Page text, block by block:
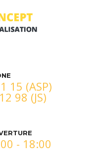
15 (ASP)
98 (JS)
- 18:00